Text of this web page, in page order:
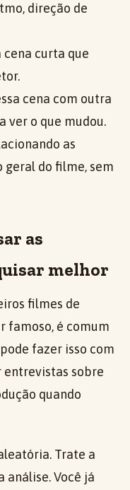
direção de
cena curta que
cena com outra
ver o que mudou.
as
geral do filme, sem
as
melhor
filmes de
famoso, é comum
fazer isso com
entrevistas sobre
quando
Trate a
análise. Você já